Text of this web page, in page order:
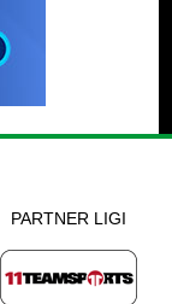
PARTNER LIGI